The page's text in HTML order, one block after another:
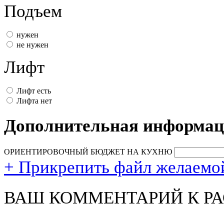
Подъем
нужен
не нужен
Лифт
Лифт есть
Лифта нет
Дополнительная
ОРИЕНТИРОВОЧНЫЙ БЮДЖЕТ НА КУХНЮ
+ Прикрепить файл
ВАШ КОММЕНТАРИЙ К